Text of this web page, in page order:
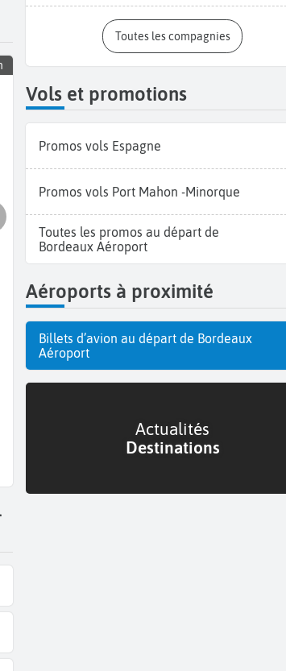
Toutes les compagnies
Vols et promotions
Promos vols Espagne
Promos vols Port Mahon -Minorque
Toutes les promos au départ de
Bordeaux Aéroport
Aéroports à proximité
Billets d’avion au départ de Bordeaux
Aéroport
Actualités
Destinations